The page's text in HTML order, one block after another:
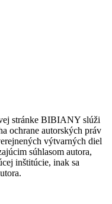
stránke BIBIANY slúži
ochrane autorských práv
výtvarných diel
súhlasom autora,
inštitúcie, inak sa